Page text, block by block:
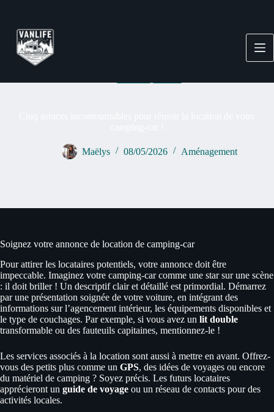
contenu
Maëlys 08/05/2026 Aménagement
Soignez votre annonce de location de camping-car
Pour attirer les locataires potentiels, votre annonce doit être
impeccable. Imaginez votre camping-car comme une star sur une scène
: il doit briller ! Un descriptif clair et détaillé est primordial. Démarrez
par une présentation soignée de votre voiture, en intégrant des
informations sur l’agencement intérieur, les équipements disponibles et
le type de couchages. Par exemple, si vous avez un lit double
transformable ou des fauteuils capitaines, mentionnez-le !
Les services associés à la location sont aussi à mettre en avant. Offrez-
vous des petits plus comme un GPS, des idées de voyages ou encore
du matériel de camping ? Soyez précis. Les futurs locataires
apprécieront un guide de voyage ou un réseau de contacts pour des
activités locales.